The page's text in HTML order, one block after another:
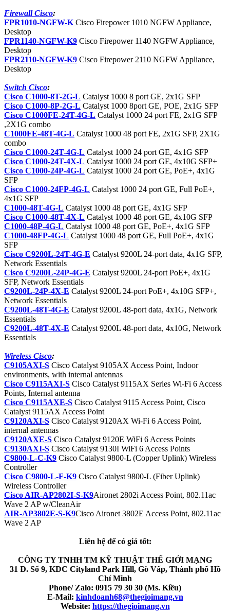
Firewall Cisco:
FPR1010-NGFW-K Cisco Firepower 1010 NGFW Appliance,
Desktop
FPR1140-NGFW-K9 Cisco Firepower 1140 NGFW Appliance,
Desktop
FPR2110-NGFW-K9 Cisco Firepower 2110 NGFW Appliance,
Desktop
Switch Cisco:
Cisco C1000-8T-2G-L Catalyst 1000 8 port GE, 2x1G SFP
Cisco C1000-8P-2G-L Catalyst 1000 8port GE, POE, 2x1G SFP
Cisco C1000FE-24T-4G-L Catalyst 1000 24 port FE, 2x1G SFP
,2X1G combo
C1000FE-48T-4G-L Catalyst 1000 48 port FE, 2x1G SFP, 2X1G
combo
Cisco C1000-24T-4G-L Catalyst 1000 24 port GE, 4x1G SFP
Cisco C1000-24T-4X-L Catalyst 1000 24 port GE, 4x10G SFP+
Cisco C1000-24P-4G-L Catalyst 1000 24 port GE, PoE+, 4x1G
SFP
Cisco C1000-24FP-4G-L Catalyst 1000 24 port GE, Full PoE+,
4x1G SFP
C1000-48T-4G-L Catalyst 1000 48 port GE, 4x1G SFP
Cisco C1000-48T-4X-L Catalyst 1000 48 port GE, 4x10G SFP
C1000-48P-4G-L Catalyst 1000 48 port GE, PoE+, 4x1G SFP
C1000-48FP-4G-L Catalyst 1000 48 port GE, Full PoE+, 4x1G
SFP
Cisco C9200L-24T-4G-E Catalyst 9200L 24-port data, 4x1G SFP,
Network Essentials
Cisco C9200L-24P-4G-E Catalyst 9200L 24-port PoE+, 4x1G
SFP, Network Essentials
C9200L-24P-4X-E Catalyst 9200L 24-port PoE+, 4x10G SFP+,
Network Essentials
C9200L-48T-4G-E Catalyst 9200L 48-port data, 4x1G, Network
Essentials
C9200L-48T-4X-E Catalyst 9200L 48-port data, 4x10G, Network
Essentials
Wireless Cisco:
C9105AXI-S Cisco Catalyst 9105AX Access Point, Indoor
environments, with internal antennas
Cisco C9115AXI-S Cisco Catalyst 9115AX Series Wi-Fi 6 Access
Points, Internal antenna
Cisco C9115AXE-S Cisco Catalyst 9115 Access Point, Cisco
Catalyst 9115AX Access Point
C9120AXI-S Cisco Catalyst 9120AX Wi-Fi 6 Access Point,
internal antennas
C9120AXE-S Cisco Catalyst 9120E WiFi 6 Access Points
C9130AXI-S Cisco Catalyst 9130I WiFi 6 Access Points
C9800-L-C-K9 Cisco Catalyst 9800-L (Copper Uplink) Wireless
Controller
Cisco C9800-L-F-K9 Cisco Catalyst 9800-L (Fiber Uplink)
Wireless Controller
Cisco AIR-AP2802I-S-K9Aironet 2802i Access Point, 802.11ac
Wave 2 AP w/CleanAir
AIR-AP3802E-S-K9Cisco Aironet 3802E Access Point, 802.11ac
Wave 2 AP
Liên hệ để có giá tốt:
CÔNG TY TNHH TM KỸ THUẬT THẾ GIỚI MẠNG
31 Đ. Số 9, KDC Cityland Park Hill, Gò Vấp, Thành phố Hồ
Chí Minh
Phone/ Zalo: 0915 79 30 30 (Ms. Kiều)
E-Mail: kinhdoanh68@thegioimang.vn
Website: https://thegioimang.vn